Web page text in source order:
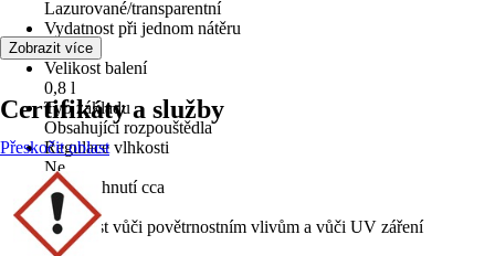
Lazurované/transparentní
Vydatnost při jednom nátěru
14 m²/l
Velikost balení
0,8 l
Typ základu
Obsahující rozpouštědla
Regulace vlhkosti
Ne
Doba schnutí cca
12 h
Odolnost vůči povětrnostním vlivům a vůči UV záření
Ano
Zobrazit více
Certifikáty a služby
Přeskočit oblast